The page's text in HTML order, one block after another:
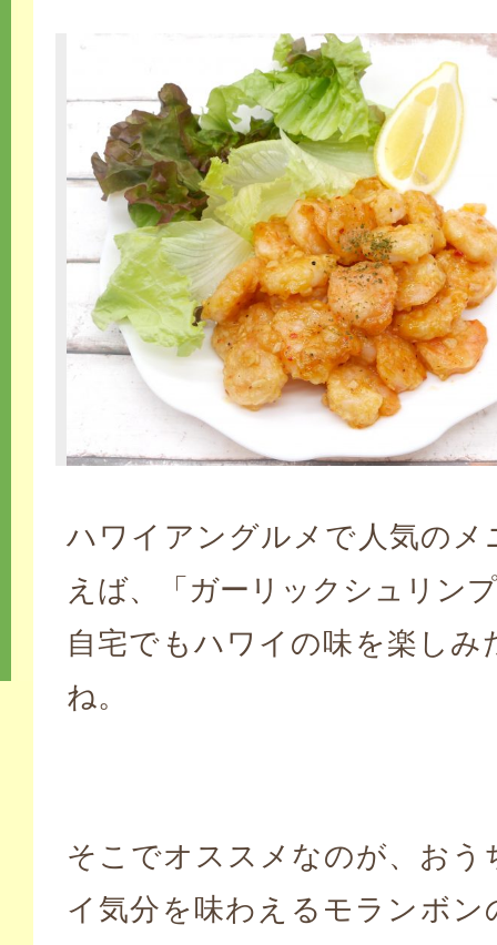
ハワイアングルメで人気のメ
えば、「ガーリックシュリン
自宅でもハワイの味を楽しみ
ね。
そこでオススメなのが、おう
イ気分を味わえるモランボン